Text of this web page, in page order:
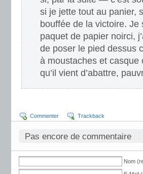
si je jette tout au panier,
bouffée de la victoire.
paquet de papier noirci,
de poser le pied dessus
à moustaches et casque
qu’il vient d’abattre,
Commenter Trackback
Pas encore de commentaire
Nom